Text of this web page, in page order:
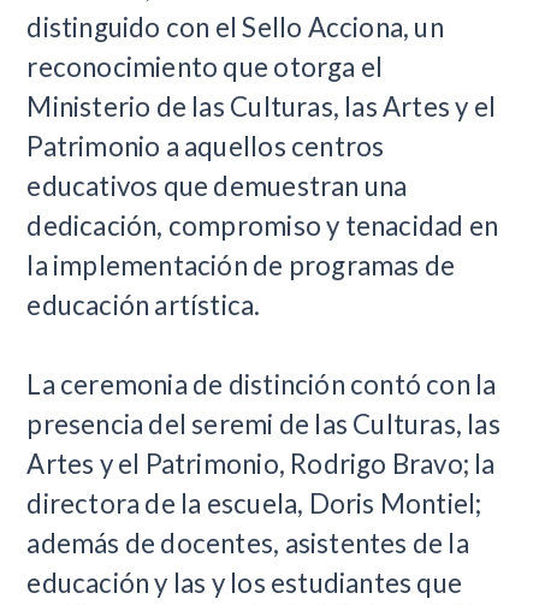
distinguido con el Sello Acciona, un
reconocimiento que otorga el
Ministerio de las Culturas, las Artes y el
Patrimonio a aquellos centros
educativos que demuestran una
dedicación, compromiso y tenacidad en
la implementación de programas de
educación artística.
La ceremonia de distinción contó con la
presencia del seremi de las Culturas, las
Artes y el Patrimonio, Rodrigo Bravo; la
directora de la escuela, Doris Montiel;
además de docentes, asistentes de la
educación y las y los estudiantes que